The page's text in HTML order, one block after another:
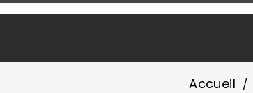
Accueil